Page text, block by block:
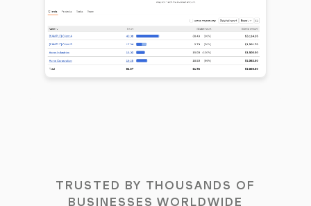
TRUSTED BY THOUSANDS OF
BUSINESSES WORLDWIDE